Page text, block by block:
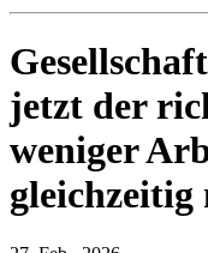
jetzt der
weniger
gleichzeitig